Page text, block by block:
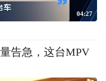
04:27
告急，这台MPV